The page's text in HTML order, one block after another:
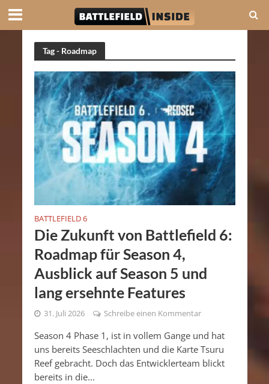
Tag - Roadmap
BATTLEFIELD 6
Die Zukunft von Battlefield 6:
Roadmap für Season 4,
Ausblick auf Season 5 und
lang ersehnte Features
31. Juli 2026 Schreibe einen Kommentar
Season 4 Phase 1, ist in vollem Gange und hat
uns bereits Seeschlachten und die Karte Tsuru
Reef gebracht. Doch das Entwicklerteam blickt
bereits in die...